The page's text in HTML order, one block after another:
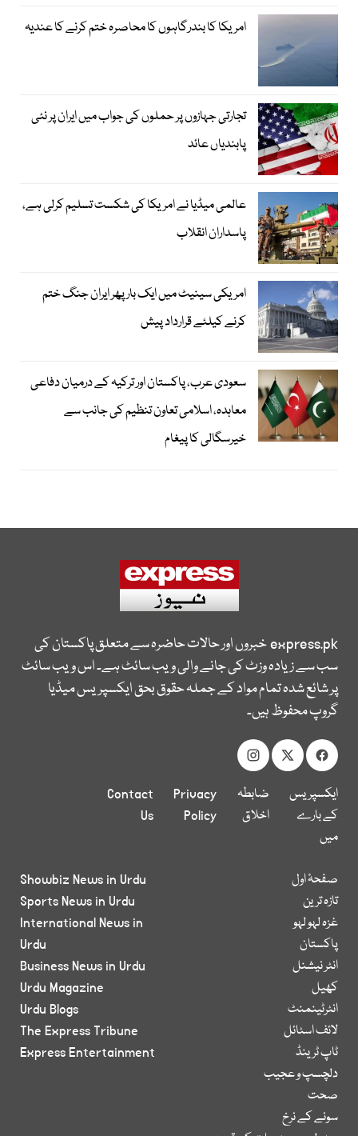
امریکا کا بندرگاہوں کا محاصرہ ختم کرنے کا عندیہ
تجارتی جہازوں پر حملوں کی جواب میں ایران پر نئی
پابندیاں عائد
عالمی میڈیا نے امریکا کی شکست تسلیم کرلی ہے،
پاسداران انقلاب
امریکی سینیٹ میں ایک بار پھر ایران جنگ ختم
کرنے کیلئے قرارداد پیش
سعودی عرب، پاکستان اور ترکیہ کے درمیان دفاعی
معاہدہ، اسلامی تعاون تنظیم کی جانب سے
خیرسگالی کا پیغام
express.pkخبروں اور حالات حاضرہ سے متعلق پاکستان کی
سب سے زیادہ وزٹ کی جانے والی ویب سائٹ ہے۔ اس ویب سائٹ
پر شائع شدہ تمام مواد کے جملہ حقوق بحق ایکسپریس میڈیا
گروپ محفوظ ہیں۔
ایکسپریس
کے بارے
میں
ضابطہ
اخلاق
Privacy
Policy
Contact
Us
صفحۂ اول
تازہ ترین
غزہ لہو لہو
پاکستان
انٹر نیشنل
کھیل
انٹرٹینمنٹ
لائف اسٹائل
ٹاپ ٹرینڈ
دلچسپ و عجیب
صحت
سونے کے نرخ
Showbiz News in Urdu
Sports News in Urdu
International News in
Urdu
Business News in Urdu
Urdu Magazine
Urdu Blogs
The Express Tribune
Express Entertainment